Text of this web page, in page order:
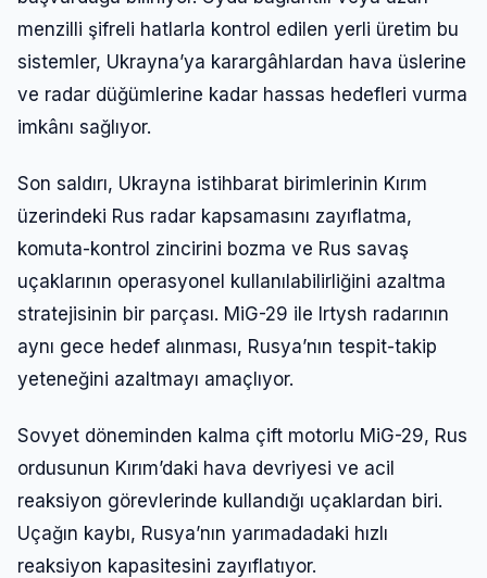
menzilli şifreli hatlarla kontrol edilen yerli üretim bu
sistemler, Ukrayna’ya karargâhlardan hava üslerine
ve radar düğümlerine kadar hassas hedefleri vurma
imkânı sağlıyor.
Son saldırı, Ukrayna istihbarat birimlerinin Kırım
üzerindeki Rus radar kapsamasını zayıflatma,
komuta-kontrol zincirini bozma ve Rus savaş
uçaklarının operasyonel kullanılabilirliğini azaltma
stratejisinin bir parçası. MiG-29 ile Irtysh radarının
aynı gece hedef alınması, Rusya’nın tespit-takip
yeteneğini azaltmayı amaçlıyor.
Sovyet döneminden kalma çift motorlu MiG-29, Rus
ordusunun Kırım’daki hava devriyesi ve acil
reaksiyon görevlerinde kullandığı uçaklardan biri.
Uçağın kaybı, Rusya’nın yarımadadaki hızlı
reaksiyon kapasitesini zayıflatıyor.